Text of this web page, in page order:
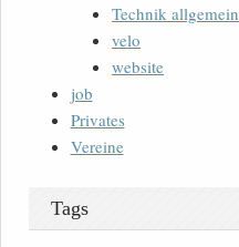
Technik allgemein
velo
website
job
Privates
Vereine
Tags